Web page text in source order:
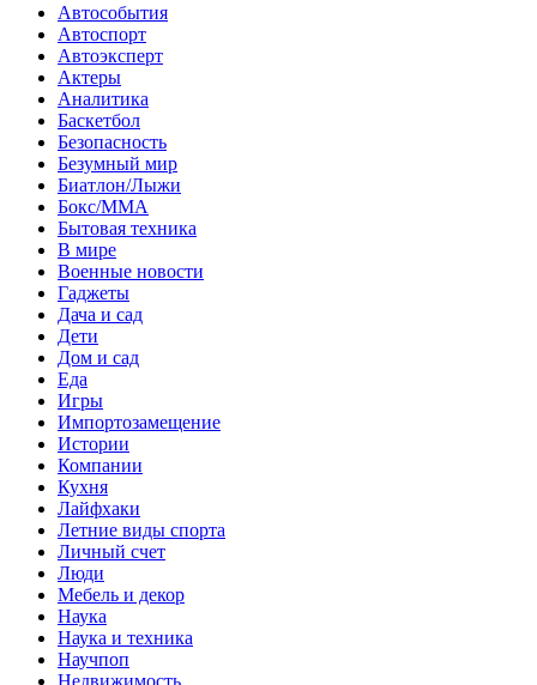
Автособытия
Автоспорт
Автоэксперт
Актеры
Аналитика
Баскетбол
Безопасность
Безумный мир
Биатлон/Лыжи
Бокс/MMA
Бытовая техника
В мире
Военные новости
Гаджеты
Дача и сад
Дети
Дом и сад
Еда
Игры
Импортозамещение
Истории
Компании
Кухня
Лайфхаки
Летние виды спорта
Личный счет
Люди
Мебель и декор
Наука
Наука и техника
Научпоп
Недвижимость